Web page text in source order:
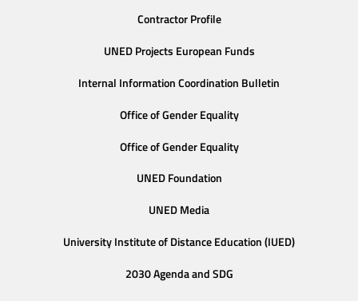
Contractor Profile
UNED Projects European Funds
Internal Information Coordination Bulletin
Office of Gender Equality
Office of Gender Equality
UNED Foundation
UNED Media
University Institute of Distance Education (IUED)
2030 Agenda and SDG